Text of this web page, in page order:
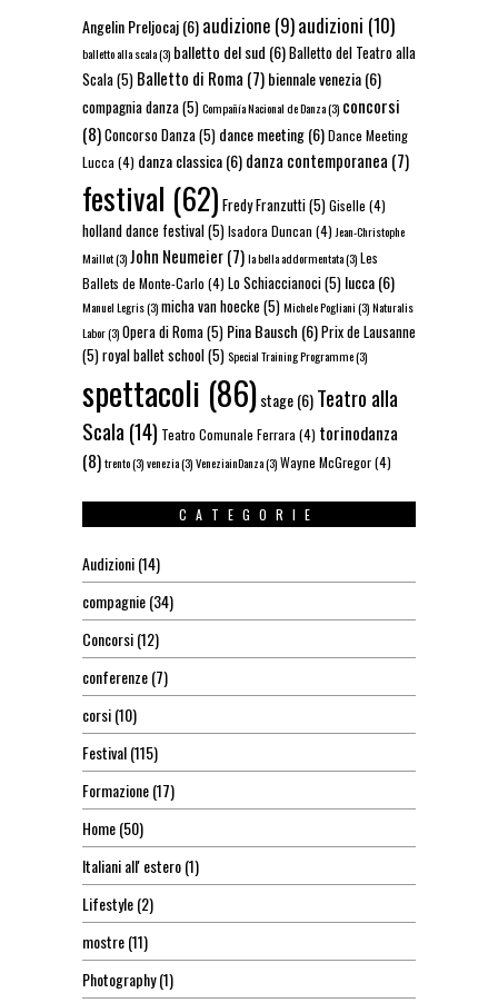
Angelin Preljocaj(6)audizione (9)audizioni (10)
balletto alla scala(3) balletto del sud (6)Balletto del Teatro alla
Scala(5) Balletto di Roma (7)biennale venezia(6)
compagnia danza(5)Compañía Nacional de Danza(3) concorsi
(8)Concorso Danza(5) dance meeting(6)Dance Meeting
Lucca(4) danza classica(6)danza contemporanea (7)
festival (62) Fredy Franzutti(5)Giselle (4)
holland dance festival(5)Isadora Duncan (4) Jean-Christophe
Maillot(3)John Neumeier(7)la bella addormentata(3)Les
Ballets de Monte-Carlo (4) Lo Schiaccianoci(5) lucca(6)
Manuel Legris(3)micha van hoecke(5)Michele Pogliani(3)Naturalis
Labor(3)Opera di Roma(5) Pina Bausch (6)Prix de Lausanne
(5)royal ballet school(5)Special Training Programme(3)
spettacoli (86)stage(6)Teatro alla
Scala (14) Teatro Comunale Ferrara(4) torinodanza
(8)trento(3)venezia(3)VeneziainDanza(3)Wayne McGregor(4)
CATEGORIE
Audizioni(14)
compagnie(34)
Concorsi(12)
conferenze(7)
corsi(10)
Festival(115)
Formazione(17)
Home(50)
Italiani all' estero(1)
Lifestyle(2)
mostre(11)
Photography(1)